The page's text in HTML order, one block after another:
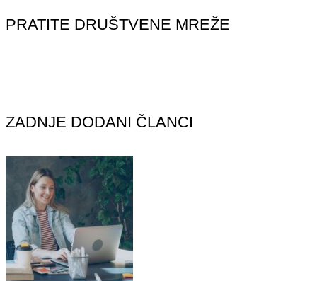
PRATITE DRUŠTVENE MREŽE
ZADNJE DODANI ČLANCI